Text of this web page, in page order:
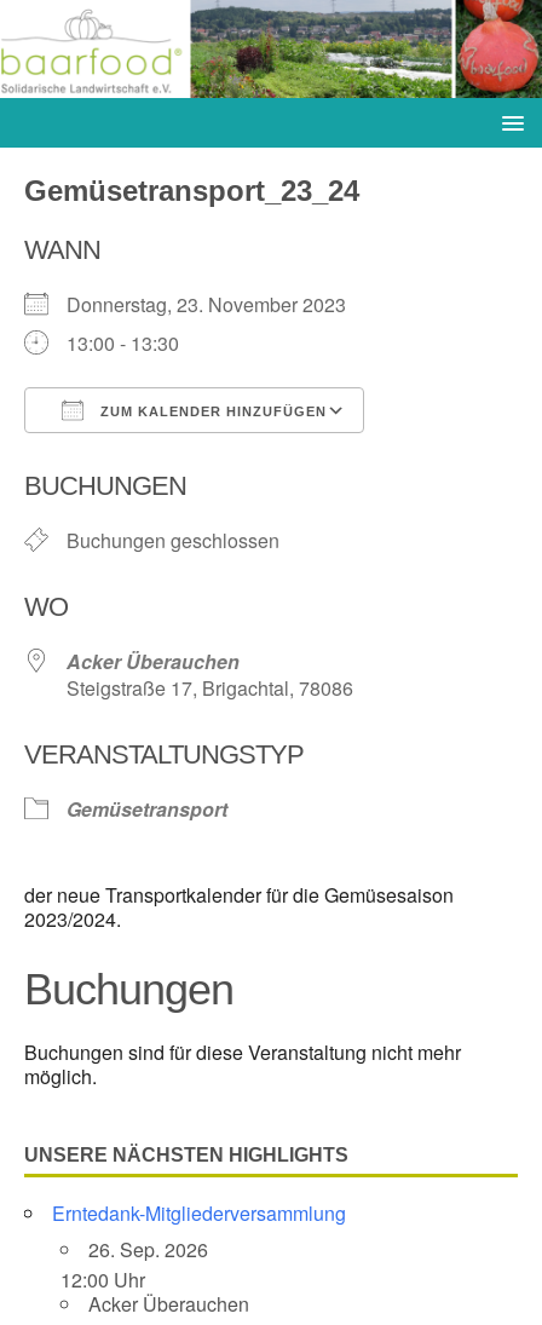
Gemüsetransport_23_24
WANN
Donnerstag, 23. November 2023
13:00 - 13:30
ZUM KALENDER HINZUFÜGEN
BUCHUNGEN
Buchungen geschlossen
WO
Acker Überauchen
Steigstraße 17, Brigachtal, 78086
VERANSTALTUNGSTYP
Gemüsetransport
der neue Transportkalender für die Gemüsesaison
2023/2024.
Buchungen
Buchungen sind für diese Veranstaltung nicht mehr
möglich.
UNSERE NÄCHSTEN HIGHLIGHTS
Erntedank-Mitgliederversammlung
26. Sep. 2026
12:00 Uhr
Acker Überauchen